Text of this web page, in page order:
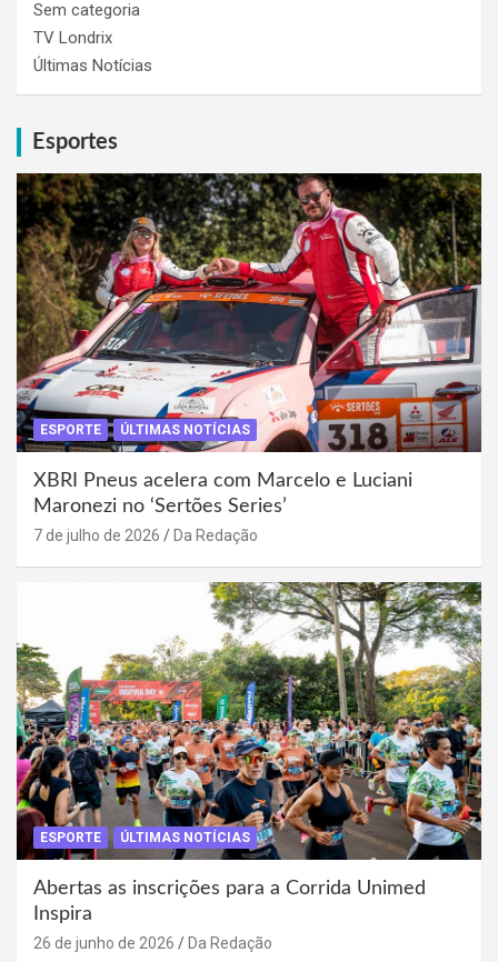
Sem categoria
TV Londrix
Últimas Notícias
Esportes
ESPORTE ÚLTIMAS NOTÍCIAS
XBRI Pneus acelera com Marcelo e Luciani
Maronezi no ‘Sertões Series’
7 de julho de 2026 Da Redação
ESPORTE ÚLTIMAS NOTÍCIAS
Abertas as inscrições para a Corrida Unimed
Inspira
26 de junho de 2026 Da Redação